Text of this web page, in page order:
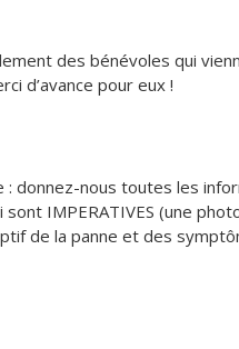
des bénévoles qui
d’avance pour eux !
donnez-nous toutes les
IMPERATIVES (une
de la panne et des